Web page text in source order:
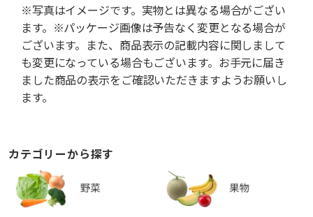
※写真はイメージです。実物とは異なる場合がござい
ます。※パッケージ画像は予告なく変更となる場合が
ございます。また、商品表示の記載内容に関しまして
も変更になっている場合もございます。お手元に届き
ました商品の表示をご確認いただきますようお願いし
ます。
カテゴリーから探す